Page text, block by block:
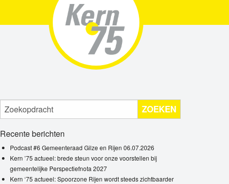
ZOEKEN
Recente berichten
Podcast #6 Gemeenteraad Gilze en Rijen 06.07.2026
Kern ’75 actueel: brede steun voor onze voorstellen bij
gemeentelijke Perspectiefnota 2027
Kern ‘75 actueel: Spoorzone Rijen wordt steeds zichtbaarder